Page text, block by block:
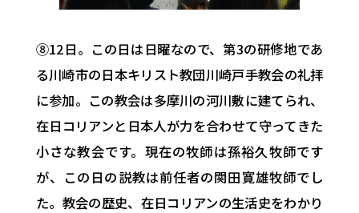
⑧12日。この日は日曜なので、第3の研修地であ
る川崎市の日本キリスト教団川崎戸手教会の礼拝
に参加。この教会は多摩川の河川敷に建てられ、
在日コリアンと日本人が力を合わせて守ってきた
小さな教会です。現在の牧師は孫裕久牧師です
が、この日の説教は前任者の関田寛雄牧師でし
た。教会の歴史、在日コリアンの生活史をわかり